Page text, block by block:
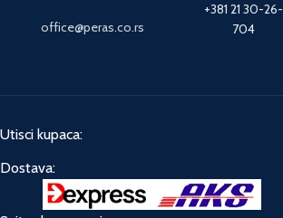
office@peras.co.rs
+381 21 30-26-
704
Utisci kupaca:
Dostava: